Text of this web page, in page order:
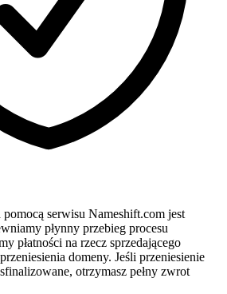
serwisu Nameshift.com jest
płynny przebieg procesu
płatności na rzecz sprzedającego
domeny. Jeśli przeniesienie
otrzymasz pełny zwrot